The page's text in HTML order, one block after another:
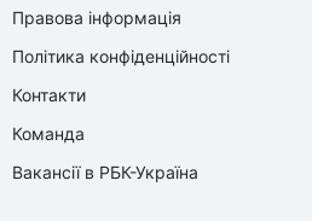
Правова інформація
Політика конфіденційності
Контакти
Команда
Вакансії в РБК-Україна